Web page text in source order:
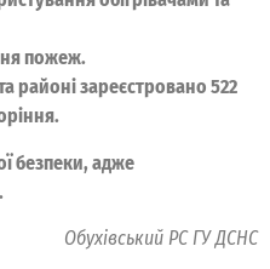
пожеж.
районі зареєстровано 522
безпеки, адже
Обухівський РС ГУ ДСНС